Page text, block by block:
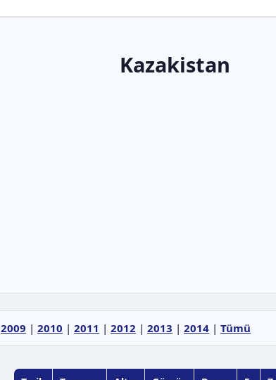
Kazakistan
2009 | 2010 | 2011 | 2012 | 2013 | 2014 | Tümü